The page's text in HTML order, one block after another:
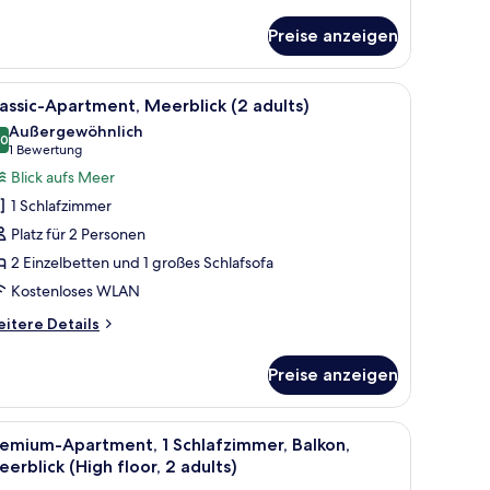
Preise anzeigen
WLAN, Bettwäsche Ein Doppelbett mit Holz Kopfteil, ein
8 Apartment, Meerblick (2 adults)
von 10
Außergewöhnlich
1 Bewertung
(1
Bewertung)
Blick aufs Meer
1 Schlafzimmer
Platz für 2 Personen
2 Einzelbetten und 1 großes Schlafsofa
Kostenloses WLAN
Details
Preise anzeigen
Kopfschild, zwei passende Kissen und einer blauen Tagesdecke. Auf
Schreibtisch, kostenlose Babybetten,
16
Apartment, 1 Schlafzimmer, Balkon,
(High floor, 2 adults)